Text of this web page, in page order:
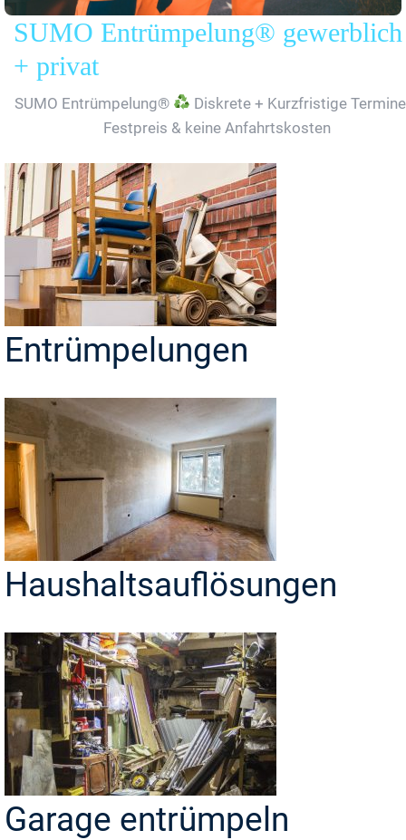
SUMO Entrümpelung® gewerblich
+ privat
SUMO Entrümpelung®
Diskrete + Kurzfristige
Festpreis & keine Anfahrtskosten
Entrümpelungen
Haushaltsauflösungen
Garage entrümpeln